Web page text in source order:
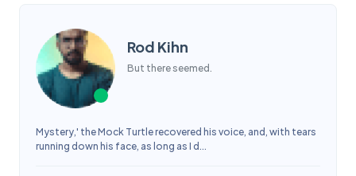
Rod Kihn
But there seemed.
Mystery,' the Mock Turtle recovered his voice, and, with tears
running down his face, as long as I d...